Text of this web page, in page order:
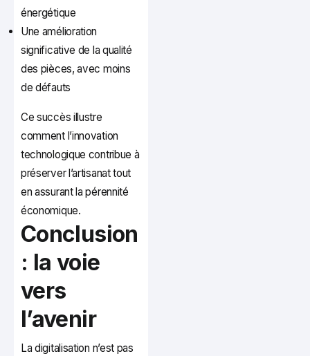
énergétique
Une amélioration
significative de la qualité
des pièces, avec moins
de défauts
Ce succès illustre
comment l’innovation
technologique contribue à
préserver l’artisanat tout
en assurant la pérennité
économique.
Conclusion
: la voie
vers
l’avenir
La digitalisation n’est pas